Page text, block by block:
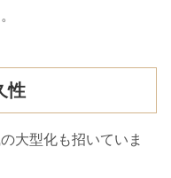
性
大型化も招いていま